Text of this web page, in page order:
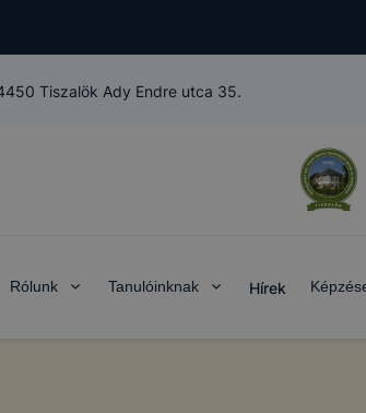
Tiszalök Ady Endre utca 35.
Rólunk Tanulóinknak Hírek